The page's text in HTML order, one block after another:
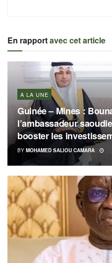
En rapportavec cet article
A LA UNE
Guinée – Mines :
l’ambassadeur
booster les
BY MOHAMED SALIOU CAMARA